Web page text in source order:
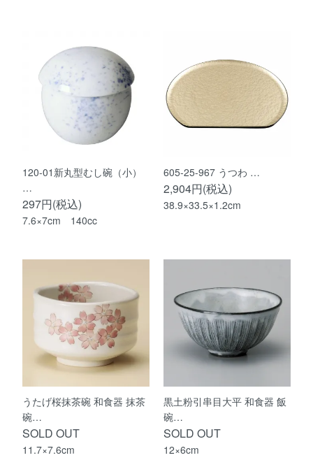
120-01新丸型むし碗（小）
…
297円(税込)
7.6×7cm 140cc
605-25-967 うつわ …
2,904円(税込)
38.9×33.5×1.2cm
うたげ桜抹茶碗 和食器 抹茶
碗…
SOLD OUT
11.7×7.6cm
黒土粉引串目大平 和食器 飯
碗…
SOLD OUT
12×6cm